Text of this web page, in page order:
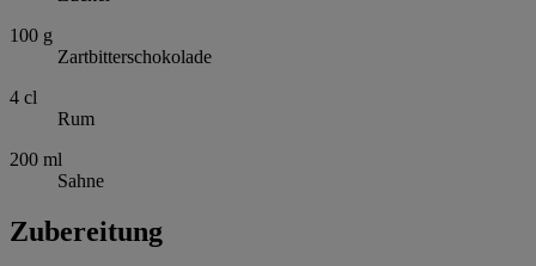
100 g
Zartbitterschokolade
4 cl
Rum
200 ml
Sahne
Zubereitung